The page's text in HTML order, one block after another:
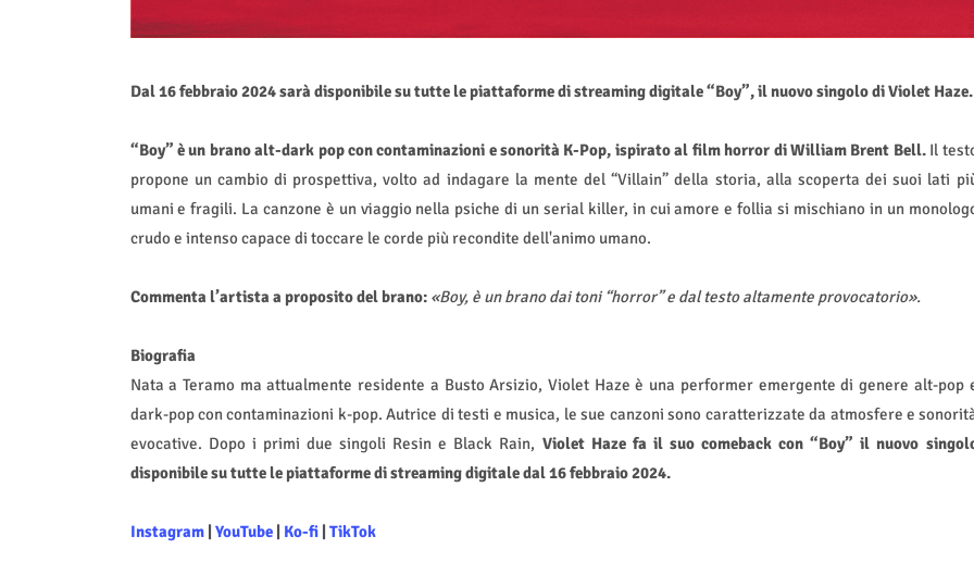
Dal 16 febbraio 2024 sarà disponibile su tutte le piattaforme di streaming digitale “Boy”, il nuovo singolo di Violet Haze.
“Boy” è un brano alt-dark pop con contaminazioni e sonorità K-Pop, ispirato al film horror di William Brent Bell.Il
propone un cambio di prospettiva, volto ad indagare la mente del “Villain” della storia, alla scoperta dei suoi lati
umani e fragili. La canzone è un viaggio nella psiche di un serial killer, in cui amore e follia si mischiano in un
crudo e intenso capace di toccare le corde più recondite dell'animo umano.
Commenta l’artista a proposito del brano: «Boy, è un brano dai toni “horror” e dal testo altamente provocatorio».
Biografia
Nata a Teramo ma attualmente residente a Busto Arsizio, Violet Haze è una performer emergente di genere alt-pop
dark-pop con contaminazioni k-pop. Autrice di testi e musica, le sue canzoni sono caratterizzate da atmosfere e
evocative. Dopo i primi due singoli Resin e Black Rain, Violet Haze fa il suo comeback con “Boy” il nuovo
disponibile su tutte le piattaforme di streaming digitale dal 16 febbraio 2024.
Instagram| YouTube| Ko-fi| TikTok